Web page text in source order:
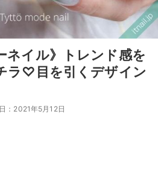
ネイル》トレンド感を
ラ♡目を引くデザイン
：2021年5月12日